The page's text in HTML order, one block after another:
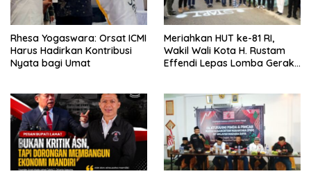
Rhesa Yogaswara: Orsat ICMI
Harus Hadirkan Kontribusi
Nyata bagi Umat
Meriahkan HUT ke-81 RI,
Wakil Wali Kota H. Rustam
Effendi Lepas Lomba Gerak